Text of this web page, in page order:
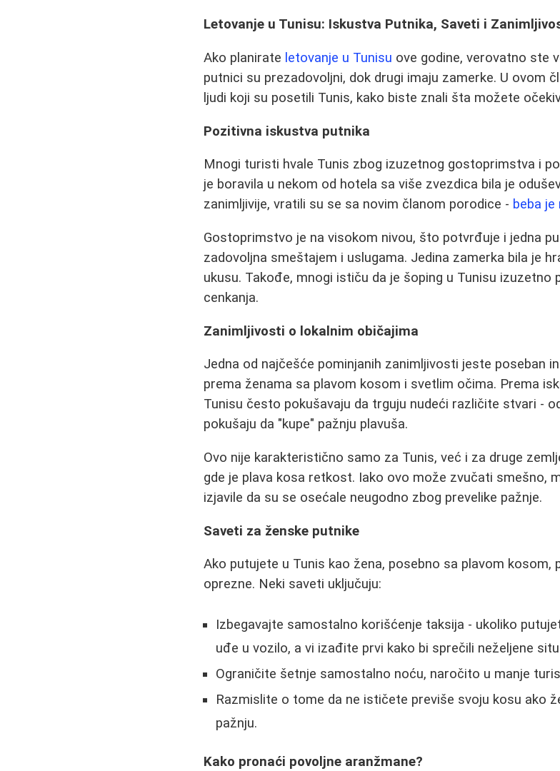
Letovanje u Tunisu: Iskustva Putnika, Saveti i
Ako planirate letovanje u Tunisu ove godine, verovatno ste
putnici su prezadovoljni, dok drugi imaju zamerke. U ovom
ljudi koji su posetili Tunis, kako biste znali šta možete
Pozitivna iskustva putnika
Mnogi turisti hvale Tunis zbog izuzetnog gostoprimstva i
je boravila u nekom od hotela sa više zvezdica bila je
zanimljivije, vratili su se sa novim članom porodice - beba
Gostoprimstvo je na visokom nivou, što potvrđuje i jedna
zadovoljna smeštajem i uslugama. Jedina zamerka bila je
ukusu. Takođe, mnogi ističu da je šoping u Tunisu izuzetno
cenkanja.
Zanimljivosti o lokalnim običajima
Jedna od najčešće pominjanih zanimljivosti jeste poseban
prema ženama sa plavom kosom i svetlim očima. Prema
Tunisu često pokušavaju da trguju nudeći različite stvari -
pokušaju da "kupe" pažnju plavuša.
Ovo nije karakteristično samo za Tunis, već i za druge
gde je plava kosa retkost. Iako ovo može zvučati smešno,
izjavile da su se osećale neugodno zbog prevelike pažnje.
Saveti za ženske putnike
Ako putujete u Tunis kao žena, posebno sa plavom kosom,
oprezne. Neki saveti uključuju:
Izbegavajte samostalno korišćenje taksija - ukoliko
uđe u vozilo, a vi izađite prvi kako bi sprečili neželjene
Ograničite šetnje samostalno noću, naročito u manje
Razmislite o tome da ne ističete previše svoju kosu ako
pažnju.
Kako pronaći povoljne aranžmane?